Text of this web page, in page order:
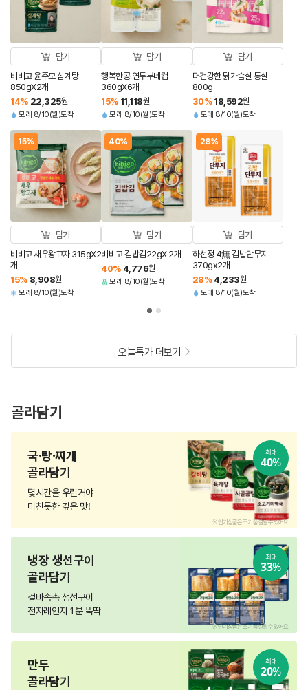
담기
비비고 윤주모 삼계탕
850gX2개
14% 22,325원
모레 8/10(월)도착
담기
행복한콩 연두부네컵
360gX6개
15% 11,118원
모레 8/10(월)도착
담기
더건강한 닭가슴살 통살
800g
30% 18,592원
모레 8/10(월)도착
15%
담기
비비고 새우왕교자 315gX2
개
15% 8,908원
모레 8/10(월)도착
40%
담기
비비고 김밥김22gX 2개
40% 4,776원
모레 8/10(월)도착
28%
담기
하선정 4無 김밥단무지
370gx2개
28% 4,233원
모레 8/10(월)도착
오늘특가 더보기
골라담기
최대
40%
국·탕·찌개
골라담기
몇시간을 우린거야
미친듯한 깊은 맛!
※ 인기상품은 조기 품절될 수 있어요.
최대
33%
냉장 생선구이
골라담기
겉바속촉 생선구이
전자레인지 1분 뚝딱
※ 인기상품은 조기 품절될 수 있어요.
최대
20%
만두
골라담기